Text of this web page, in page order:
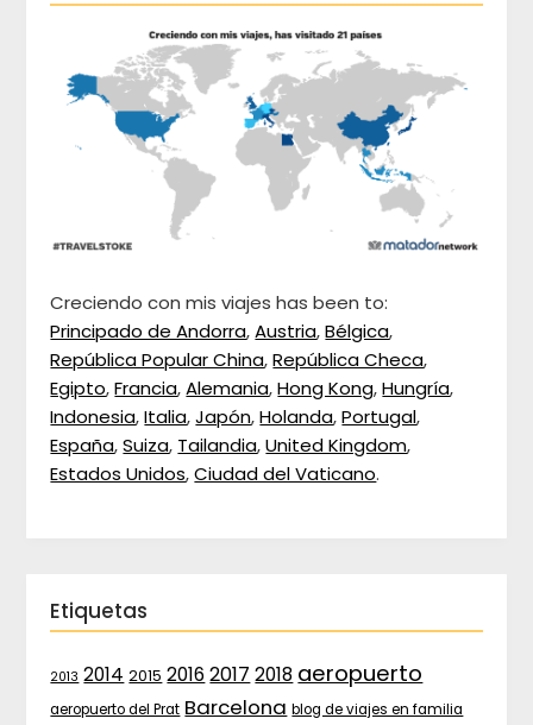
Creciendo con mis viajes has been to:
Principado de Andorra,Austria,Bélgica,
República Popular China,República Checa,
Egipto,Francia,Alemania,Hong Kong,Hungría,
Indonesia,Italia,Japón,Holanda,Portugal,
España,Suiza, Tailandia,United Kingdom,
Estados Unidos,Ciudad del Vaticano.
Etiquetas
2013 2014 2015 2016 2017 2018 aeropuerto
aeropuerto del Prat Barcelona blog de viajes en familia